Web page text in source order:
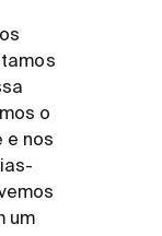
o
e nos
um